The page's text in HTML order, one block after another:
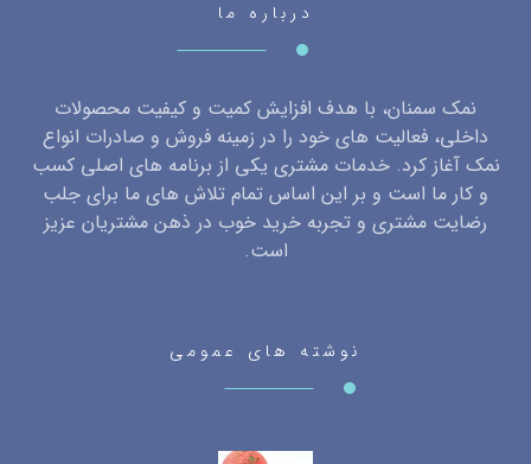
درباره ما
نمک سمنان، با هدف افزایش کمیت و کیفیت محصولات
داخلی، فعالیت های خود را در زمینه فروش و صادرات انواع
نمک آغاز کرد. خدمات مشتری یکی از برنامه های اصلی کسب
و کار ما است و بر این اساس تمام تلاش های ما برای جلب
رضایت مشتری و تجربه خرید خوب در ذهن مشتریان عزیز
است.
نوشته های عمومی